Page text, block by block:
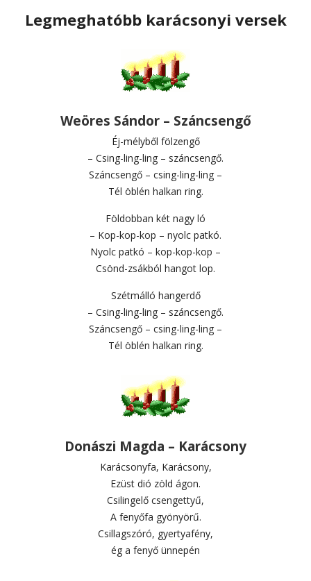
Legmeghatóbb karácsonyi versek
Weöres Sándor – Száncsengő
Éj-mélyből fölzengő
– Csing-ling-ling – száncsengő.
Száncsengő – csing-ling-ling –
Tél öblén halkan ring.
Földobban két nagy ló
– Kop-kop-kop – nyolc patkó.
Nyolc patkó – kop-kop-kop –
Csönd-zsákból hangot lop.
Szétmálló hangerdő
– Csing-ling-ling – száncsengő.
Száncsengő – csing-ling-ling –
Tél öblén halkan ring.
Donászi Magda – Karácsony
Karácsonyfa, Karácsony,
Ezüst dió zöld ágon.
Csilingelő csengettyű,
A fenyőfa gyönyörű.
Csillagszóró, gyertyafény,
ég a fenyő ünnepén